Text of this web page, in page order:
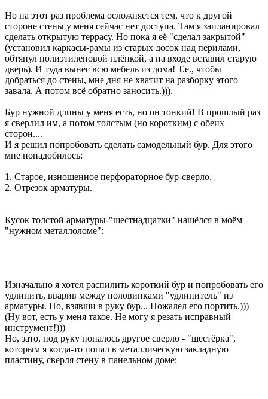
Но на этот раз проблема осложняется тем, что к другой
стороне стены у меня сейчас нет доступа. Там я запланировал
сделать открытую террасу. Но пока я её "сделал закрытой"
(установил каркасы-рамы из старых досок над перилами,
обтянул полиэтиленовой плёнкой, а на входе вставил старую
дверь). И туда вынес всю мебель из дома! Т.е., чтобы
добраться до стены, мне дня не хватит на разборку этого
завала. А потом всё обратно заносить.))).
Бур нужной длины у меня есть, но он тонкий! В прошлый раз
я сверлил им, а потом толстым (но коротким) с обеих
сторон....
И я решил попробовать сделать самодельный бур. Для этого
мне понадобилось:
1. Старое, изношенное перфораторное бур-сверло.
2. Отрезок арматуры.
Кусок толстой арматуры-"шестнадцатки" нашёлся в моём
"нужном металлоломе":
Изначально я хотел распилить короткий бур и попробовать его
удлинить, вварив между половинками "удлинитель" из
арматуры. Но, взявши в руку бур... Пожалел его портить.)))
(Ну вот, есть у меня такое. Не могу я резать исправный
инструмент!)))
Но, зато, под руку попалось другое сверло - "шестёрка",
которым я когда-то попал в металлическую закладную
пластину, сверля стену в панельном доме: